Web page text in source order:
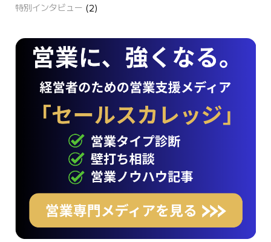
特別インタビュー (2)